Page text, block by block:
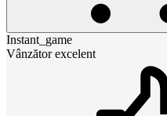
Instant_game
Vânzător excelent